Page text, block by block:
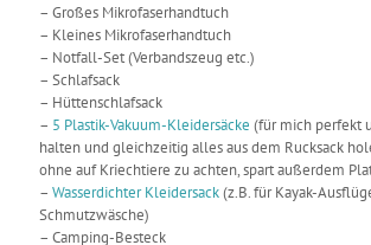
– Großes Mikrofaserhandtuch
– Kleines Mikrofaserhandtuch
– Notfall-Set (Verbandszeug etc.)
– Schlafsack
– Hüttenschlafsack
– 5 Plastik-Vakuum-Kleidersäcke (für mich perfekt
halten und gleichzeitig alles aus dem Rucksack
ohne auf Kriechtiere zu achten, spart außerdem
– Wasserdichter Kleidersack(z.B. für Kayak-
Schmutzwäsche)
– Camping-Besteck